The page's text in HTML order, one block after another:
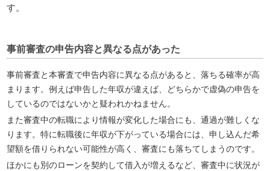
す。
事前審査の申告内容と異なる点があった
事前審査と本審査で申告内容に異なる点があると、落ちる確率が高
まります。例えば申告した年収が違えば、どちらかで虚偽の申告を
しているのではないかと疑われかねません。
また審査中の転職により情報が変化した場合にも、通過が難しくな
ります。特に転職後に年収が下がっている場合には、申し込んだ希
望額を借りられない可能性が高く、審査にも落ちてしまうのです。
ほかにも別のローンを契約して借入が増えるなど、審査中に状況が